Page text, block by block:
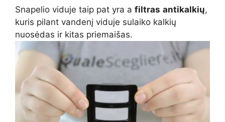
Snapelio viduje taip pat yra a filtras antikalkių,
kuris pilant vandenį viduje sulaiko kalkių
nuosėdas ir kitas priemaišas.